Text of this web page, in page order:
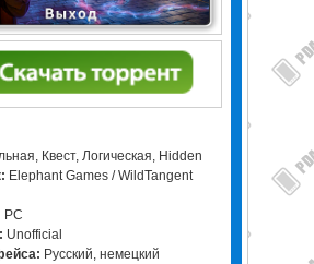
Квест, Логическая, Hidden
Elephant Games / WildTangent
PC
Unofficial
Русский, немецкий